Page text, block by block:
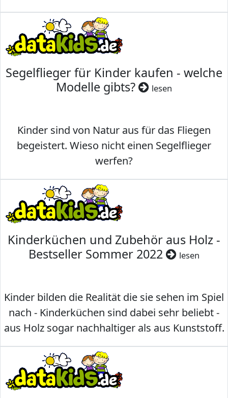
Segelflieger für Kinder kaufen - welche
Modelle gibts?
lesen
Kinder sind von Natur aus für das Fliegen
begeistert. Wieso nicht einen Segelflieger
werfen?
Kinderküchen und Zubehör aus Holz -
Bestseller Sommer 2022
lesen
Kinder bilden die Realität die sie sehen im Spiel
nach - Kinderküchen sind dabei sehr beliebt -
aus Holz sogar nachhaltiger als aus Kunststoff.